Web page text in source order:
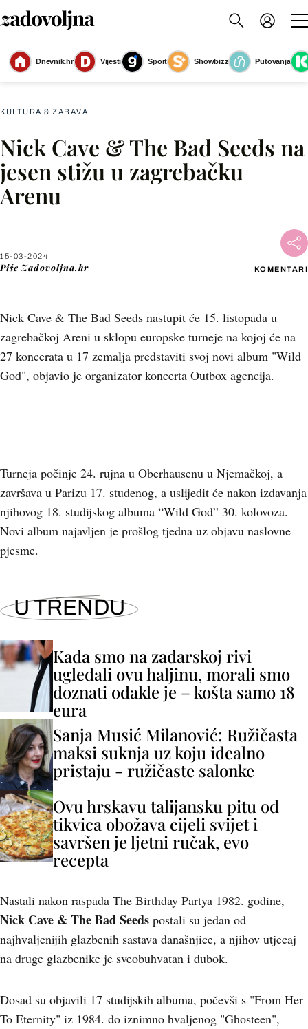
Dnevnik.hr Vijesti Sport Showbizz
Putovanja
Slika nije dostupna
KULTURA & ZABAVA
Nick Cave & The Bad Seeds na
jesen stižu u zagrebačku
Arenu
15-03-2024
Piše Zadovoljna.hr KOMENTARI
Nick Cave & The Bad Seeds nastupit će 15. listopada u
zagrebačkoj Areni u sklopu europske turneje na kojoj će na
27 koncerata u 17 zemalja predstaviti svoj novi album "Wild
God", objavio je organizator koncerta Outbox agencija.
Facebook
Turneja počinje 24. rujna u Oberhausenu u Njemačkoj, a
završava u Parizu 17. studenog, a uslijedit će nakon izdavanja
njihovog 18. studijskog albuma “Wild God” 30. kolovoza.
Novi album najavljen je prošlog tjedna uz objavu naslovne
pjesme.
U TRENDU
Kada smo na zadarskoj rivi
ugledali ovu haljinu, morali smo
doznati odakle je – košta samo 18
eura
Sanja Musić Milanović: Ružičasta
maksi suknja uz koju idealno
pristaju - ružičaste salonke
Ovu hrskavu talijansku pitu od
tikvica obožava cijeli svijet i
savršen je ljetni ručak, evo
recepta
Nastali nakon raspada The Birthday Partya 1982. godine,
Nick Cave & The Bad Seeds postali su jedan od
najhvaljenijih glazbenih sastava današnjice, a njihov utjecaj
na druge glazbenike je sveobuhvatan i dubok.
Dosad su objavili 17 studijskih albuma, počevši s "From Her
To Eternity" iz 1984. do iznimno hvaljenog "Ghosteen",